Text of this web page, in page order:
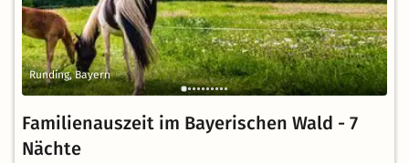
Runding, Bayern
Familienauszeit im Bayerischen Wald - 7
Nächte